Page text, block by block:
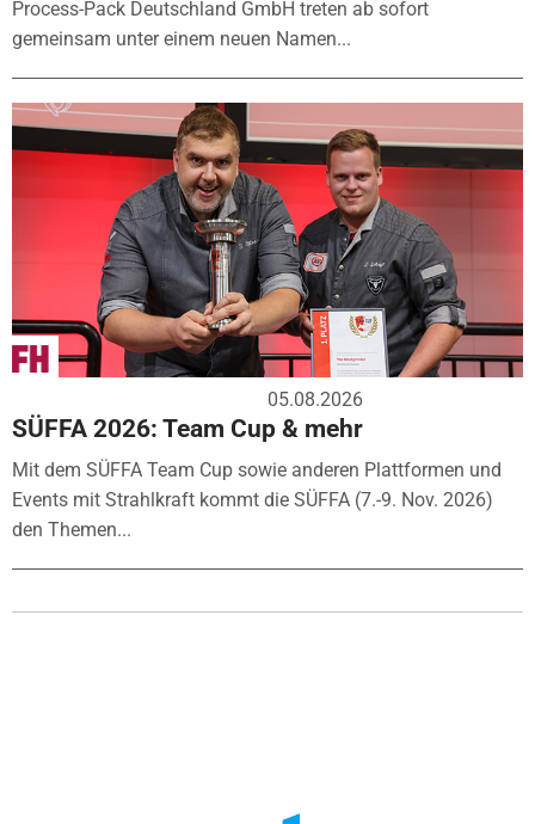
Process-Pack Deutschland GmbH treten ab sofort
gemeinsam unter einem neuen Namen...
05.08.2026
SÜFFA 2026: Team Cup & mehr
Mit dem SÜFFA Team Cup sowie anderen Plattformen und
Events mit Strahlkraft kommt die SÜFFA (7.-9. Nov. 2026)
den Themen...